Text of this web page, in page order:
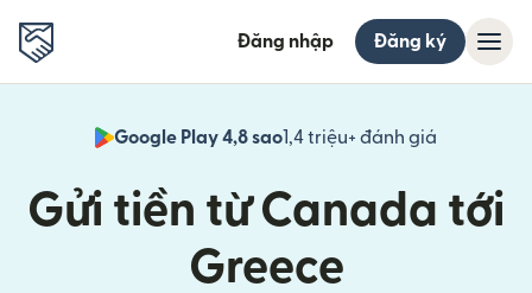
Đăng nhập Đăng ký
Google Play 4,8 sao1,4 triệu+ đánh giá
Gửi tiền từ Canada tới
Greece